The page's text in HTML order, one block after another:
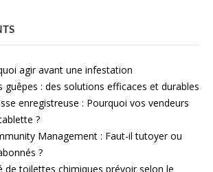
agir avant une infestation
guêpes : des solutions efficaces et durables
enregistreuse : Pourquoi vos vendeurs
?
Management : Faut-il tutoyer ou
?
de toilettes chimiques prévoir selon le